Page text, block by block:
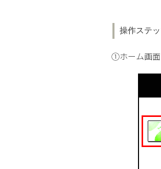
操作ステ
①ホーム画面